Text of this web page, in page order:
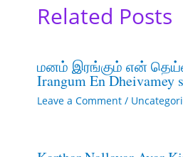
Related Posts
மனம் இரங்கும் என்
Irangum En Dheivamey
Leave a Comment /